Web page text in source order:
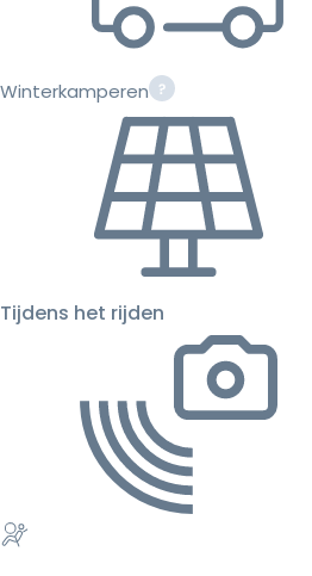
Winterkamperen
Tijdens het rijden